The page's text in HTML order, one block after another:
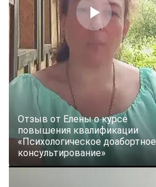
Отзыв от Елены о курсе
повышения квалификации
«Психологическое доабортное
консультирование»